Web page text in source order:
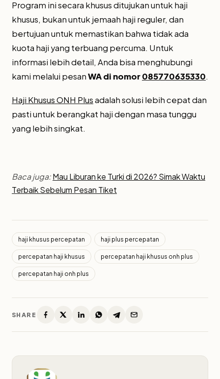
Program ini secara khusus ditujukan untuk haji
khusus, bukan untuk jemaah haji reguler, dan
bertujuan untuk memastikan bahwa tidak ada
kuota haji yang terbuang percuma. Untuk
informasi lebih detail, Anda bisa menghubungi
kami melalui pesanWA di nomor085770635330.
Haji Khusus ONH Plusadalah solusi lebih cepat dan
pasti untuk berangkat haji dengan masa tunggu
yang lebih singkat.
Baca juga:Mau Liburan ke Turki di 2026? Simak Waktu
Terbaik Sebelum Pesan Tiket
haji khusus percepatan haji plus percepatan
percepatan haji khusus percepatan haji khusus onh plus
percepatan haji onh plus
SHARE